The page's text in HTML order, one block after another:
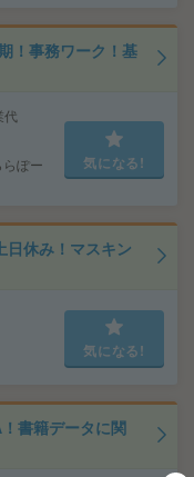
！事務ワーク！基
ぽー
気になる!
日休み！マスキン
気になる!
書籍データに関